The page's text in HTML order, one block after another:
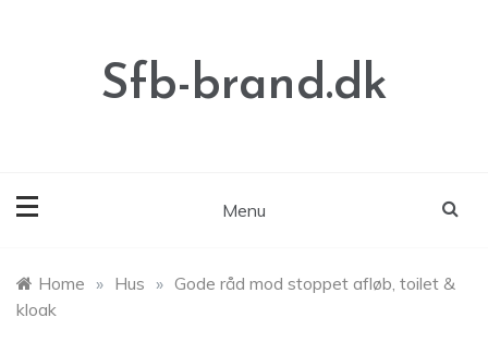
Sfb-brand.dk
Menu
Home » Hus » Gode råd mod stoppet afløb, toilet &
kloak